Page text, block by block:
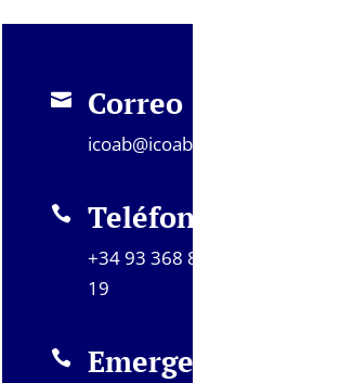
 Correo
icoab@icoab.com
 Teléfono
+34 93 368 80
19
 Emergencias